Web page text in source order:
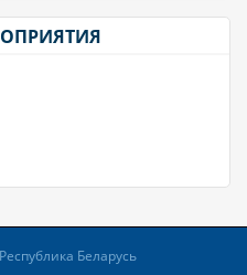
Беларусь